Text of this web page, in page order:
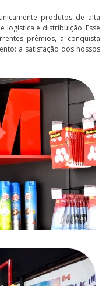
produtos de alta
logística e distribuição. Esse
prêmios, a conquista
a satisfação dos nossos